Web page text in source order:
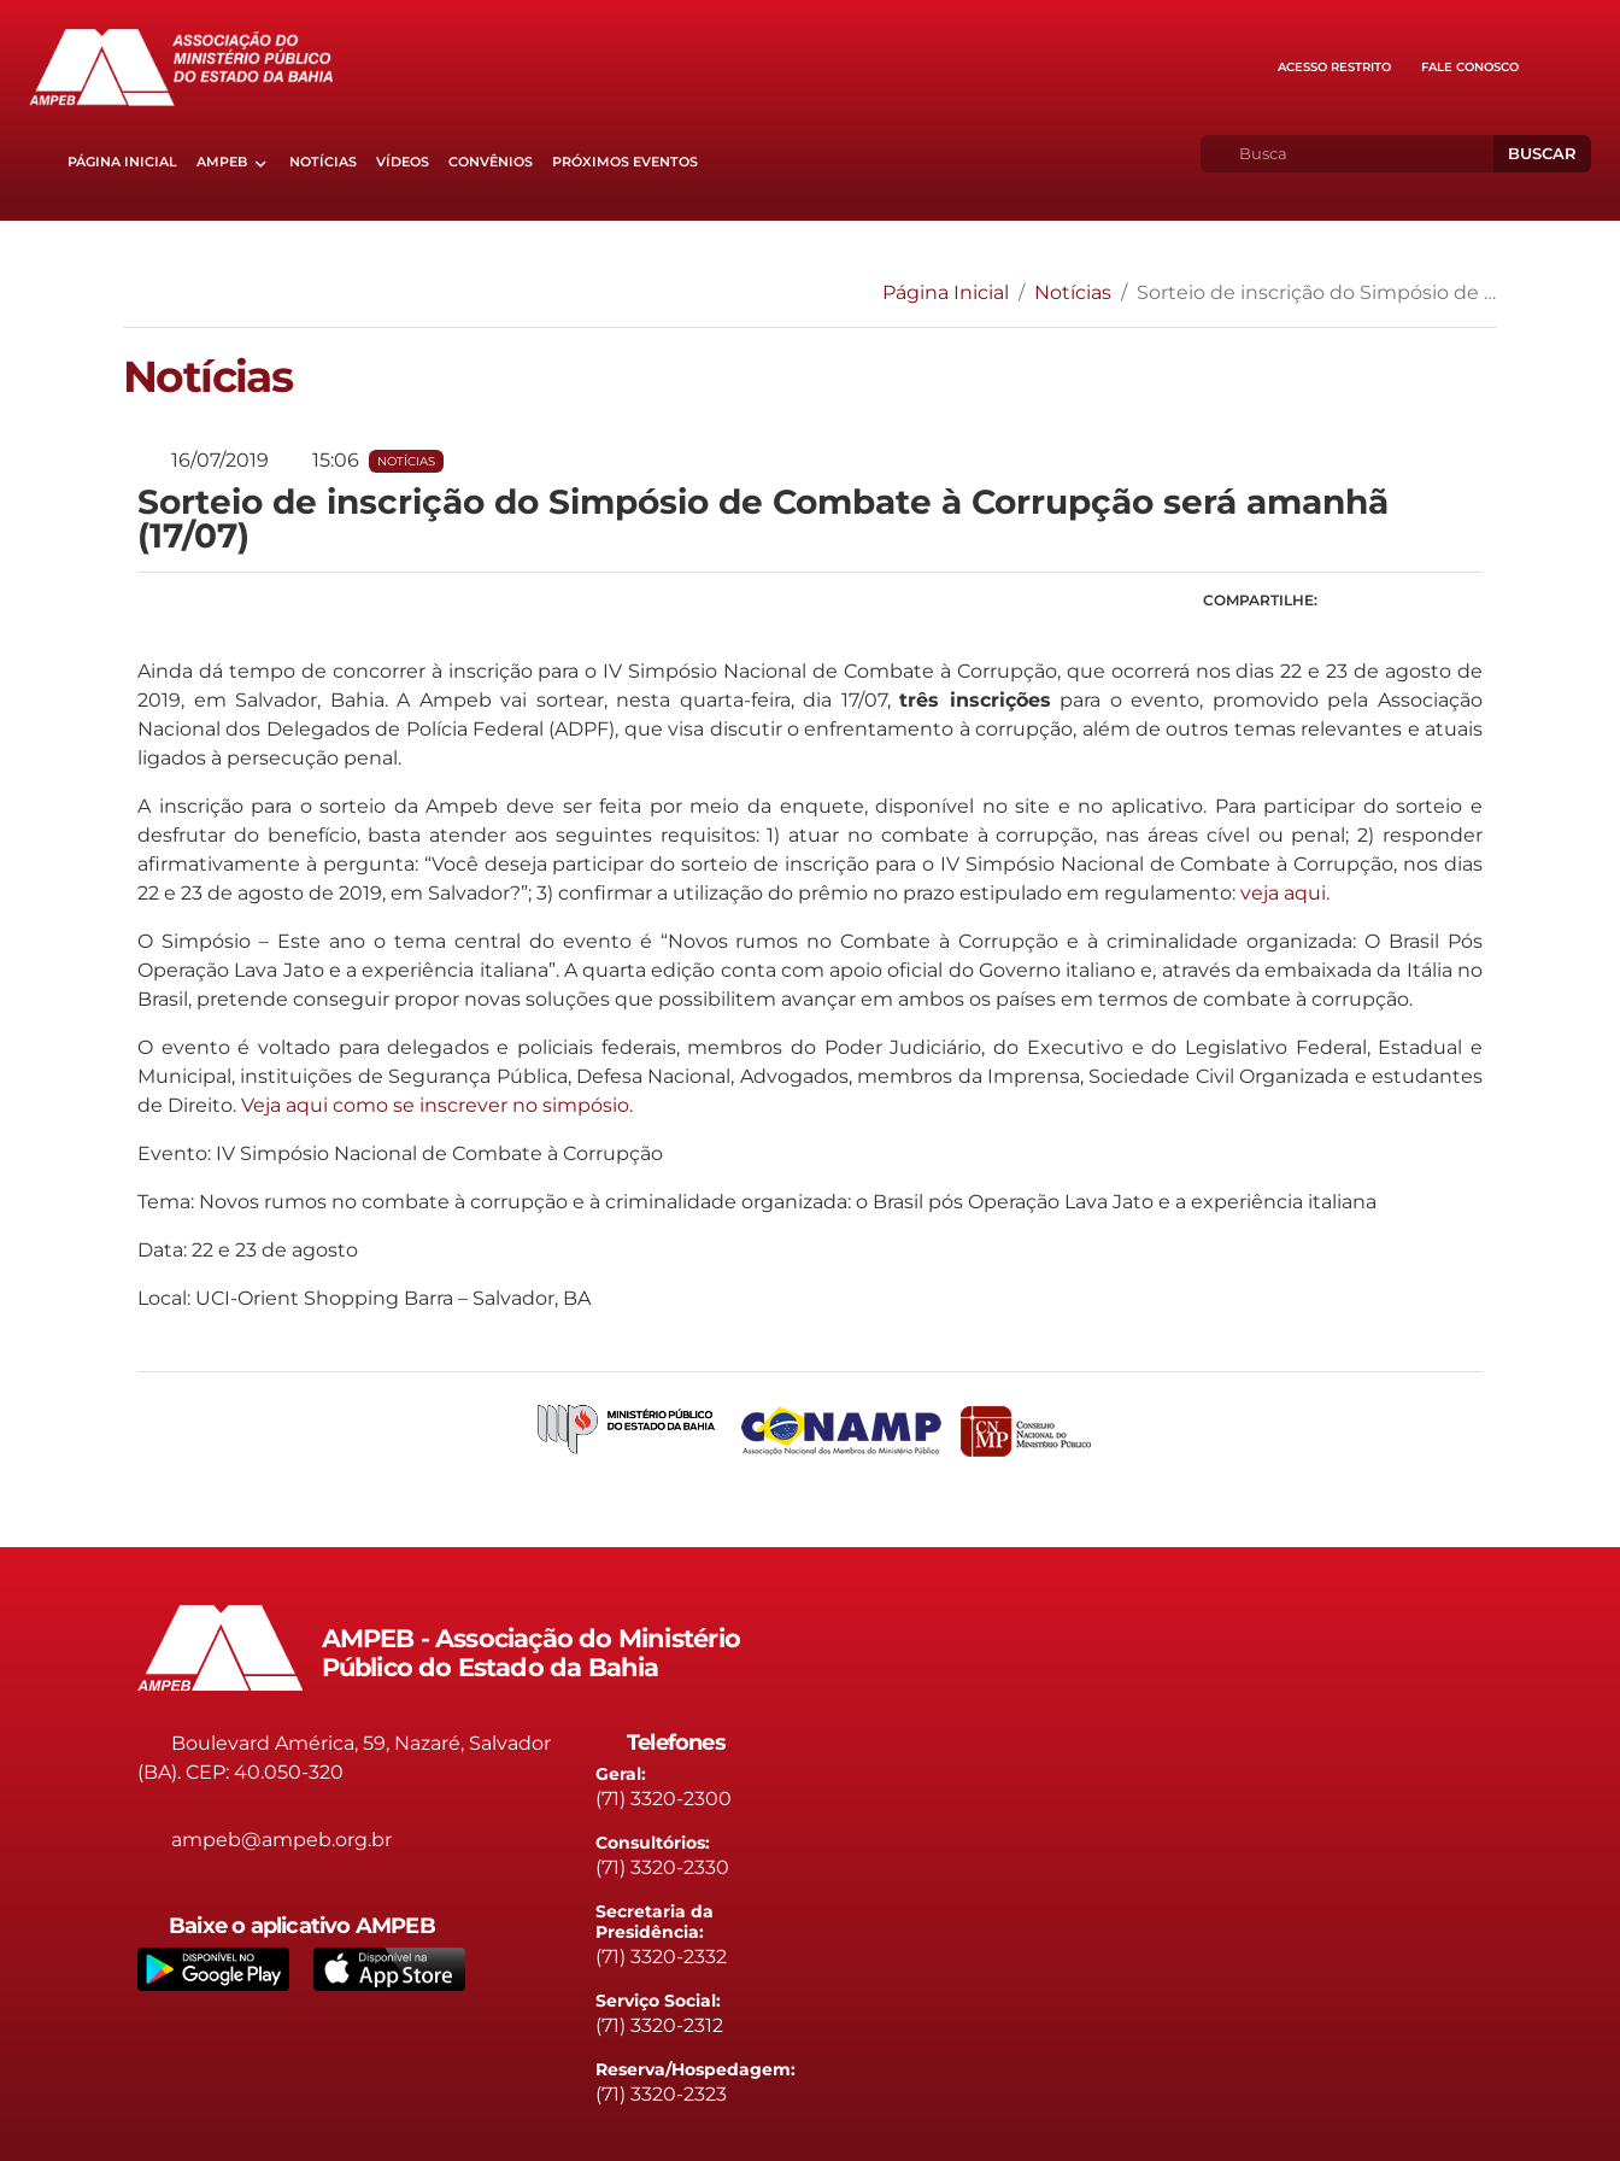
ACESSO RESTRITO FALE CONOSCO
PÁGINA INICIAL AMPEB NOTÍCIAS VÍDEOS CONVÊNIOS PRÓXIMOS EVENTOS BUSCAR
Página Inicial Notícias Sorteio de inscrição do Simpósio de Combate à Corrupção será amanhã (17/07)
Notícias
16/07/2019 15:06 NOTÍCIAS
Sorteio de inscrição do Simpósio de Combate à Corrupção será amanhã
(17/07)
COMPARTILHE:
Ainda dá tempo de concorrer à inscrição para o IV Simpósio Nacional de Combate à Corrupção, que ocorrerá nos dias 22 e 23 de agosto de
2019, em Salvador, Bahia. A Ampeb vai sortear, nesta quarta-feira, dia 17/07,três inscrições para o evento, promovido pela Associação
Nacional dos Delegados de Polícia Federal (ADPF), que visa discutir o enfrentamento à corrupção, além de outros temas relevantes e atuais
ligados à persecução penal.
A inscrição para o sorteio da Ampeb deve ser feita por meio da enquete, disponível no site e no aplicativo. Para participar do sorteio e
desfrutar do benefício, basta atender aos seguintes requisitos: 1) atuar no combate à corrupção, nas áreas cível ou penal; 2) responder
afirmativamente à pergunta: “Você deseja participar do sorteio de inscrição para o IV Simpósio Nacional de Combate à Corrupção, nos dias
22 e 23 de agosto de 2019, em Salvador?”; 3) confirmar a utilização do prêmio no prazo estipulado em regulamento: veja aqui.
O Simpósio – Este ano o tema central do evento é “Novos rumos no Combate à Corrupção e à criminalidade organizada: O Brasil Pós
Operação Lava Jato e a experiência italiana”. A quarta edição conta com apoio oficial do Governo italiano e, através da embaixada da Itália no
Brasil, pretende conseguir propor novas soluções que possibilitem avançar em ambos os países em termos de combate à corrupção.
O evento é voltado para delegados e policiais federais, membros do Poder Judiciário, do Executivo e do Legislativo Federal, Estadual e
Municipal, instituições de Segurança Pública, Defesa Nacional, Advogados, membros da Imprensa, Sociedade Civil Organizada e estudantes
de Direito. Veja aqui como se inscrever no simpósio.
Evento: IV Simpósio Nacional de Combate à Corrupção
Tema: Novos rumos no combate à corrupção e à criminalidade organizada: o Brasil pós Operação Lava Jato e a experiência italiana
Data: 22 e 23 de agosto
Local: UCI-Orient Shopping Barra – Salvador, BA
AMPEB - Associação do Ministério
Público do Estado da Bahia
Boulevard América, 59, Nazaré, Salvador
(BA). CEP: 40.050-320
ampeb@ampeb.org.br
Baixe o aplicativo AMPEB
Telefones
Geral:
(71) 3320-2300
Consultórios:
(71) 3320-2330
Secretaria da
Presidência:
(71) 3320-2332
Serviço Social:
(71) 3320-2312
Reserva/Hospedagem:
(71) 3320-2323